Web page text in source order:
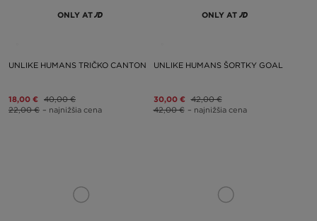
ONLY AT
UNLIKE HUMANS TRIČKO CANTON
18,00 € 40,00 €
22,00 € – najnižšia cena
ONLY AT
UNLIKE HUMANS ŠORTKY GOAL
30,00 € 42,00 €
42,00 € – najnižšia cena